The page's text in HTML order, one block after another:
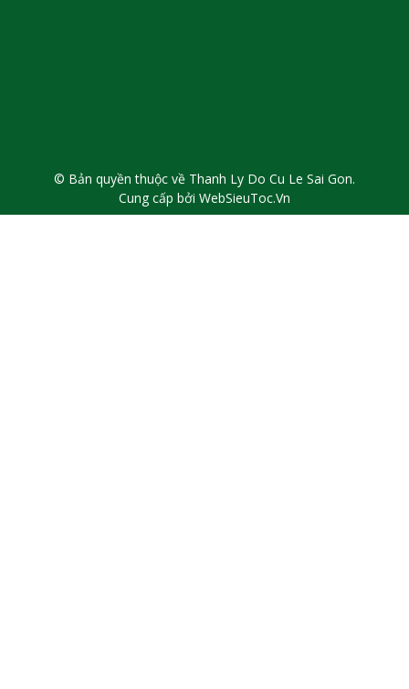
© Bản quyền thuộc về Thanh Ly Do Cu Le Sai Gon.
Cung cấp bởi WebSieuToc.Vn